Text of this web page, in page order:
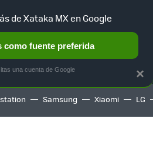
HOME AUTO TERRITORIO
Samsung Xiaomi LG
×
de Xataka MX en Google
como fuente preferida
una cuenta de Google